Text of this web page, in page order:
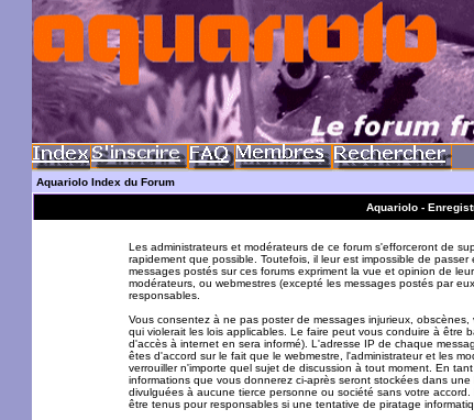
Aquariolo Index du Forum
Aquariolo -
Les administrateurs et modérateurs de ce forum s'efforceront de
rapidement que possible. Toutefois, il leur est impossible de
messages postés sur ces forums expriment la vue et opinion de
modérateurs, ou webmestres (excepté les messages postés par
responsables.
Vous consentez à ne pas poster de messages injurieux,
qui violerait les lois applicables. Le faire peut vous conduire à être
d'accès à internet en sera informé). L'adresse IP de chaque
êtes d'accord sur le fait que le webmestre, l'administrateur et les
verrouiller n'importe quel sujet de discussion à tout moment. En
informations que vous donnerez ci-après seront stockées dans
divulguées à aucune tierce personne ou société sans votre
être tenus pour responsables si une tentative de piratage